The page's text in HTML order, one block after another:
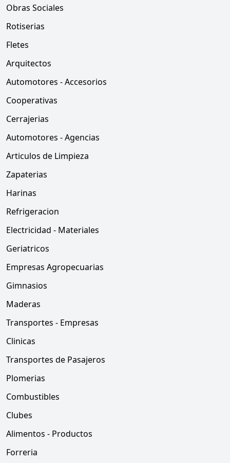
Obras Sociales
Rotiserias
Fletes
Arquitectos
Automotores - Accesorios
Cooperativas
Cerrajerias
Automotores - Agencias
Articulos de Limpieza
Zapaterias
Harinas
Refrigeracion
Electricidad - Materiales
Geriatricos
Empresas Agropecuarias
Gimnasios
Maderas
Transportes - Empresas
Clinicas
Transportes de Pasajeros
Plomerias
Combustibles
Clubes
Alimentos - Productos
Forreria